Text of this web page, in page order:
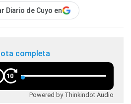
Diario de Cuyo en
completa
10
Powered by Thinkindot Audio